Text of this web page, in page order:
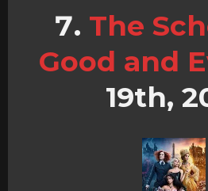
The
Good and
19th,